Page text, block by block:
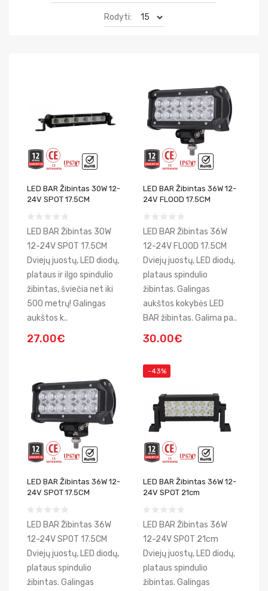
Rodyti:
LED BAR Žibintas 30W 12-
24V SPOT 17.5CM
LED BAR Žibintas 30W
12-24V SPOT 17.5CM
Dviejų juostų, LED diodų,
plataus ir ilgo spindulio
žibintas, šviečia net iki
500 metrų! Galingas
aukštos k..
27.00€
LED BAR Žibintas 36W 12-
24V FLOOD 17.5CM
LED BAR Žibintas 36W
12-24V FLOOD 17.5CM
Dviejų juostų, LED diodų,
plataus spindulio
žibintas. Galingas
aukštos kokybės LED
BAR žibintas. Galima pa..
30.00€
LED BAR Žibintas 36W 12-
24V SPOT 17.5CM
LED BAR Žibintas 36W
12-24V SPOT 17.5CM
Dviejų juostų, LED diodų,
plataus spindulio
žibintas. Galingas
-43%
LED BAR Žibintas 36W 12-
24V SPOT 21cm
LED BAR Žibintas 36W
12-24V SPOT 21cm
Dviejų juostų, LED diodų,
plataus spindulio
žibintas. Galingas